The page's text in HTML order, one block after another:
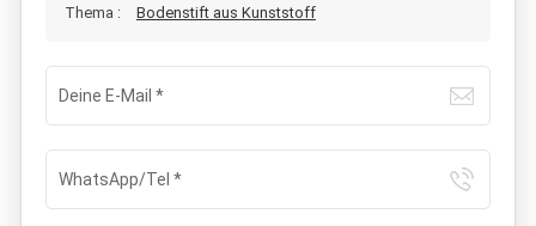
Thema : Bodenstift aus Kunststoff